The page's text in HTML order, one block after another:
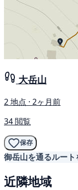
大岳山
2 地点 · 2ヶ月前
34 閲覧
保存
御岳山を通るルー
近隣地域